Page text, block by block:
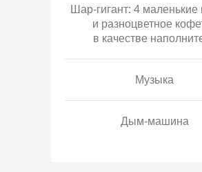
Шар-гигант: 4
и разноцветное
в качестве
Музыка
Дым-машина